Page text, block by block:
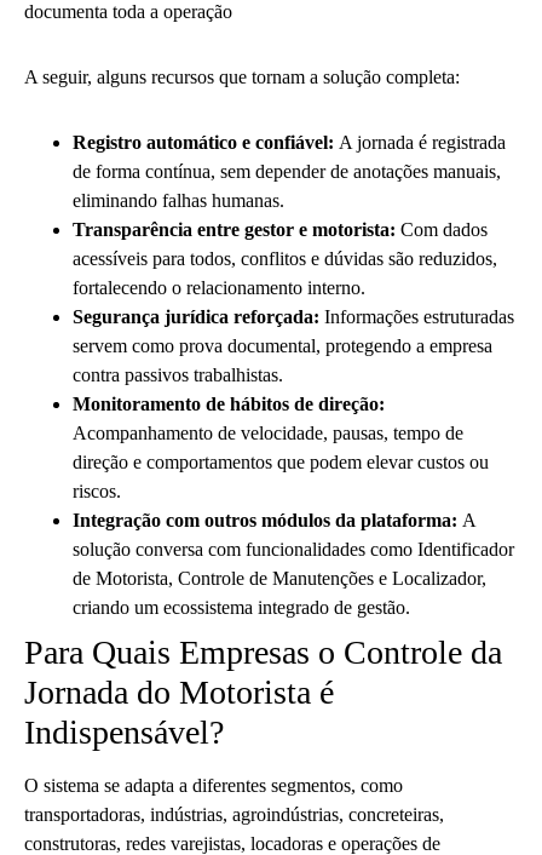
documenta toda a operação
A seguir, alguns recursos que tornam a solução completa:
Registro automático e confiável: A jornada é registrada
de forma contínua, sem depender de anotações manuais,
eliminando falhas humanas.
Transparência entre gestor e motorista: Com dados
acessíveis para todos, conflitos e dúvidas são reduzidos,
fortalecendo o relacionamento interno.
Segurança jurídica reforçada: Informações estruturadas
servem como prova documental, protegendo a empresa
contra passivos trabalhistas.
Monitoramento de hábitos de direção:
Acompanhamento de velocidade, pausas, tempo de
direção e comportamentos que podem elevar custos ou
riscos.
Integração com outros módulos da plataforma: A
solução conversa com funcionalidades como Identificador
de Motorista, Controle de Manutenções e Localizador,
criando um ecossistema integrado de gestão.
Para Quais Empresas o Controle da
Jornada do Motorista é
Indispensável?
O sistema se adapta a diferentes segmentos, como
transportadoras, indústrias, agroindústrias, concreteiras,
construtoras, redes varejistas, locadoras e operações de